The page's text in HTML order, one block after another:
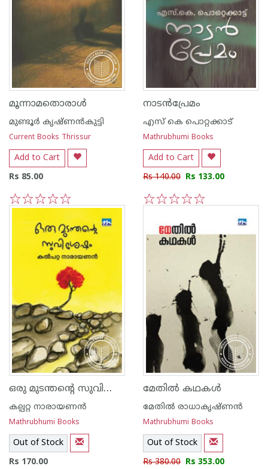
മൂന്നാമതൊരാള്‍
മുണ്ടൂര്‍ കൃഷ്ണന്‍കുട്ടി
Current Books Thrissur
Add to Cart
Rs 85.00
5
4
3
2
1
നാടന്‍പ്രേമം
എസ്‌ കെ പൊറ്റക്കാട്‌
Mathrubhumi Books
Add to Cart
Rs 140.00 Rs 133.00
ഒരു മുടന്തന്റെ സുവിശേഷം
കല്പറ്റ നാരായണന്‍
Mathrubhumi Books
Out of Stock
Rs 170.00
മേതില്‍ കഥകള്‍
മേതില്‍ രാധാകൃഷ്ണന്‍
Mathrubhumi Books
Out of Stock
Rs 380.00 Rs 353.00